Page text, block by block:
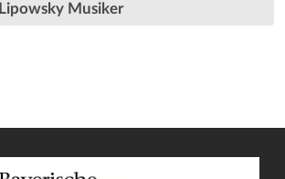
Lipowsky Musiker